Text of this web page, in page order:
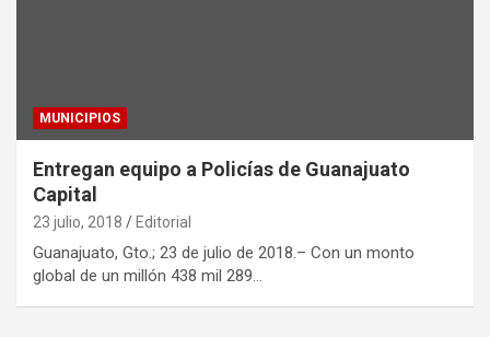
MUNICIPIOS
Entregan equipo a Policías de Guanajuato
Capital
23 julio, 2018 Editorial
Guanajuato, Gto.; 23 de julio de 2018.– Con un monto
global de un millón 438 mil 289…